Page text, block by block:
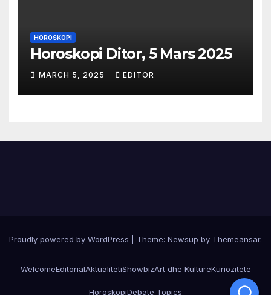
HOROSKOPI
Horoskopi Ditor, 5 Mars 2025
MARCH 5, 2025 EDITOR
Proudly powered by WordPress Theme: Newsup by Themeansar.
WelcomeEditorialAktualitetiShowbizArt dhe KultureKuriozitete
HoroskopiDebate Topics